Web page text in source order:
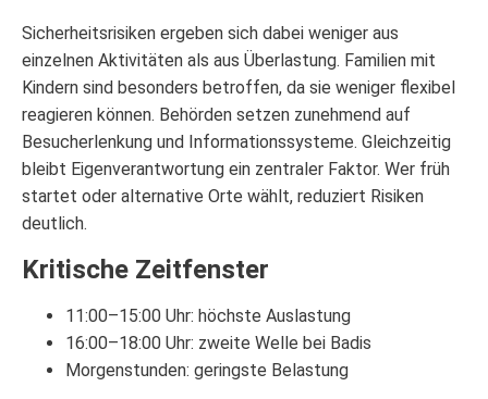
Sicherheitsrisiken ergeben sich dabei weniger aus
einzelnen Aktivitäten als aus Überlastung. Familien mit
Kindern sind besonders betroffen, da sie weniger flexibel
reagieren können. Behörden setzen zunehmend auf
Besucherlenkung und Informationssysteme. Gleichzeitig
bleibt Eigenverantwortung ein zentraler Faktor. Wer früh
startet oder alternative Orte wählt, reduziert Risiken
deutlich.
Kritische Zeitfenster
11:00–15:00 Uhr: höchste Auslastung
16:00–18:00 Uhr: zweite Welle bei Badis
Morgenstunden: geringste Belastung